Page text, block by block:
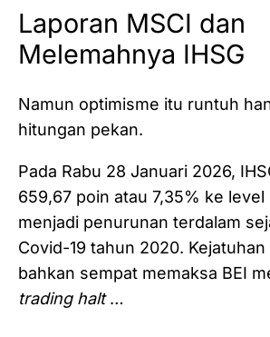
Laporan MSCI dan
Melemahnya IHSG
Namun optimisme itu runtuh
hitungan pekan.
Pada Rabu 28 Januari 2026,
659,67 poin atau 7,35% ke level
menjadi penurunan terdalam
Covid-19 tahun 2020.
bahkan sempat memaksa BEI
trading halt…